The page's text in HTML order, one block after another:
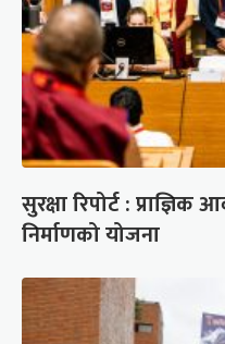
सुरक्षा रिपोर्ट :
निर्माणको योजना